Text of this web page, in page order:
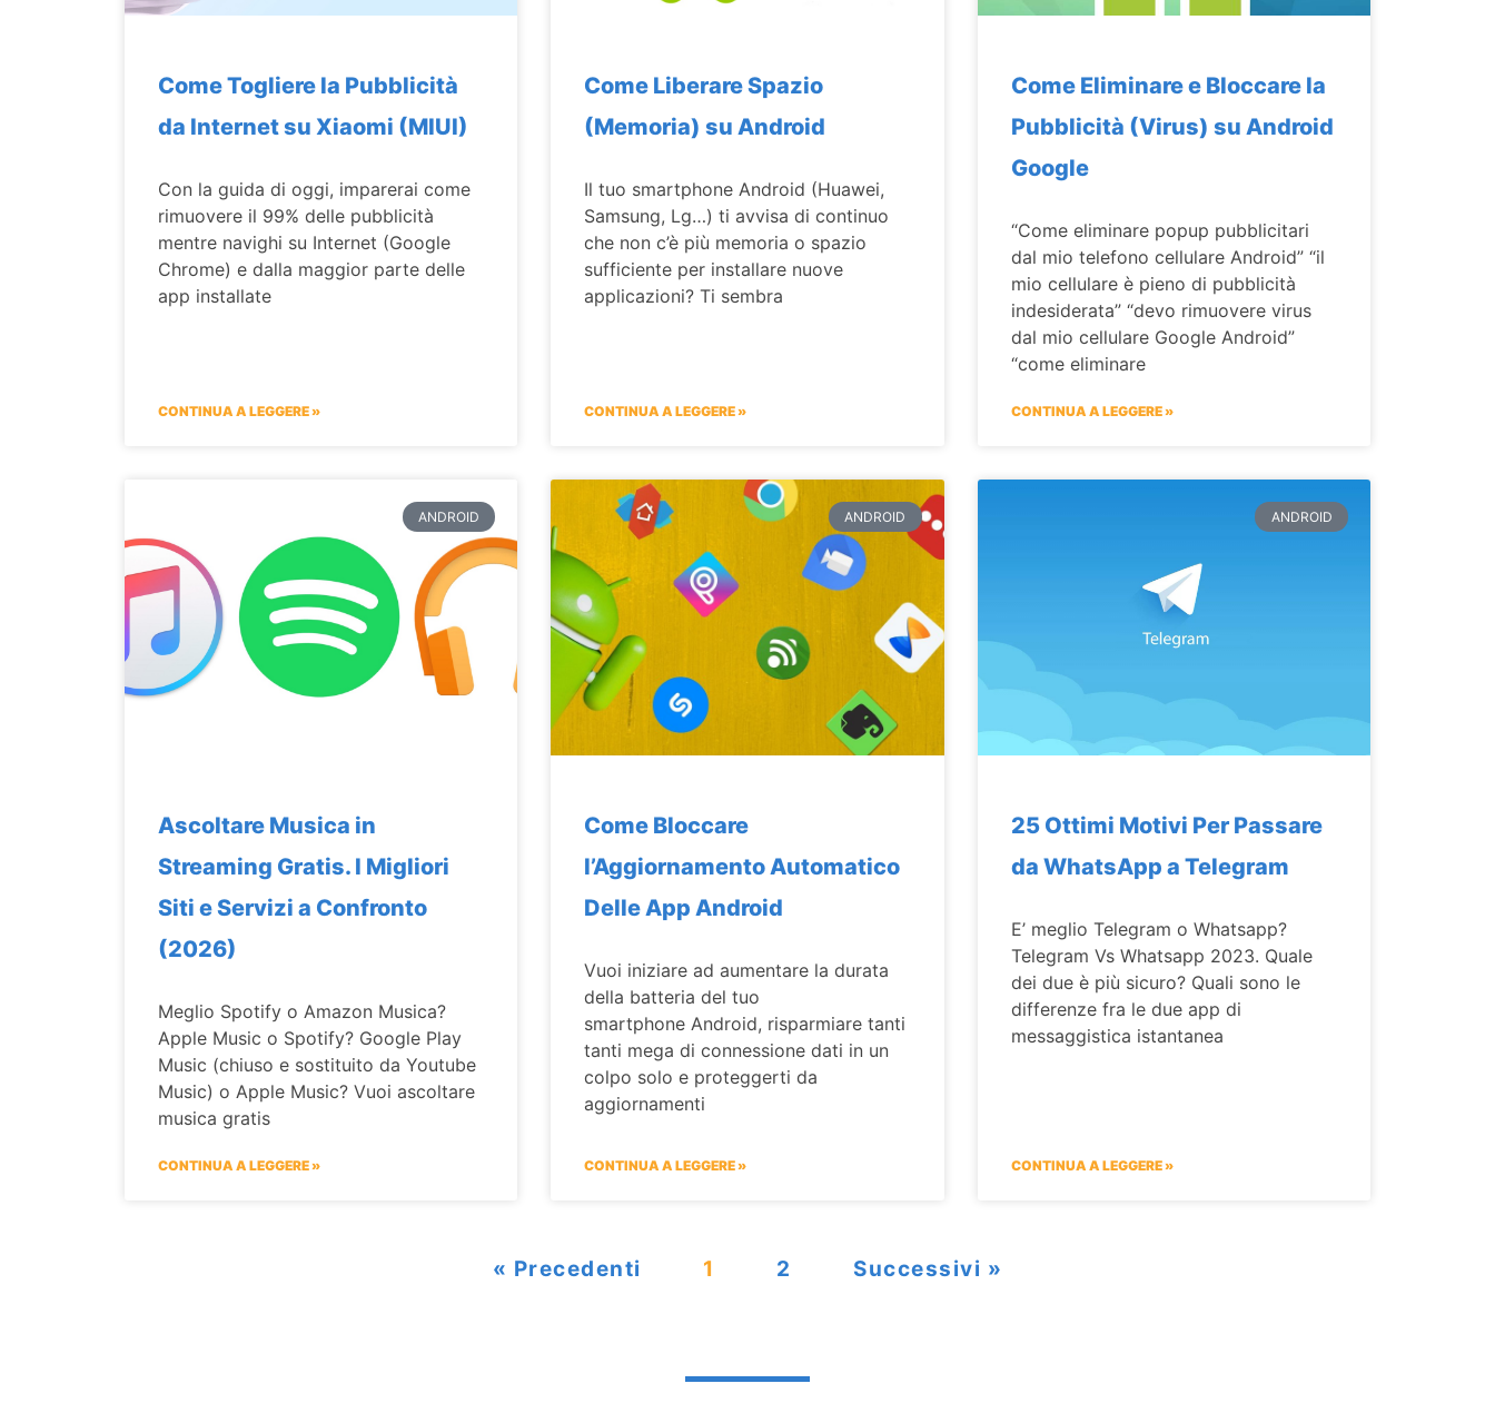
Come Togliere la Pubblicità
da Internet su Xiaomi (MIUI)
Con la guida di oggi, imparerai come
rimuovere il 99% delle pubblicità
mentre navighi su Internet (Google
Chrome) e dalla maggior parte delle
app installate
CONTINUA A LEGGERE »
Come Liberare Spazio
(Memoria) su Android
Il tuo smartphone Android (Huawei,
Samsung, Lg…) ti avvisa di continuo
che non c’è più memoria o spazio
sufficiente per installare nuove
applicazioni? Ti sembra
CONTINUA A LEGGERE »
Come Eliminare e Bloccare la
Pubblicità (Virus) su Android
Google
“Come eliminare popup pubblicitari
dal mio telefono cellulare Android” “il
mio cellulare è pieno di pubblicità
indesiderata” “devo rimuovere virus
dal mio cellulare Google Android”
“come eliminare
CONTINUA A LEGGERE »
ANDROID
Ascoltare Musica in
Streaming Gratis. I Migliori
Siti e Servizi a Confronto
(2026)
Meglio Spotify o Amazon Musica?
Apple Music o Spotify? Google Play
Music (chiuso e sostituito da Youtube
Music) o Apple Music? Vuoi ascoltare
musica gratis
CONTINUA A LEGGERE »
ANDROID
Come Bloccare
l’Aggiornamento Automatico
Delle App Android
Vuoi iniziare ad aumentare la durata
della batteria del tuo
smartphone Android, risparmiare tanti
tanti mega di connessione dati in un
colpo solo e proteggerti da
aggiornamenti
CONTINUA A LEGGERE »
ANDROID
25 Ottimi Motivi Per Passare
da WhatsApp a Telegram
E’ meglio Telegram o Whatsapp?
Telegram Vs Whatsapp 2023. Quale
dei due è più sicuro? Quali sono le
differenze fra le due app di
messaggistica istantanea
CONTINUA A LEGGERE »
« Precedenti 1 2 Successivi »